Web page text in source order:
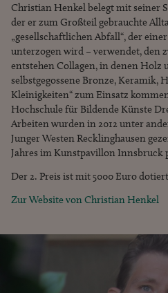
Christian Henkel belegt mit seiner
der er zum Großteil gebrauchte
„gesellschaftlichen Abfall“, der
unterzogen wird – verwendet, den
entstehen Collagen, in denen Holz
selbstgegossene Bronze, Keramik,
Kleinigkeiten“ zum Einsatz
Hochschule für Bildende Künste
Arbeiten wurden in 2012 unter
Junger Westen Recklinghausen
Jahres im Kunstpavillon Innsbruck
Der 2. Preis ist mit 5000 Euro
Zur Website von Christian Henkel